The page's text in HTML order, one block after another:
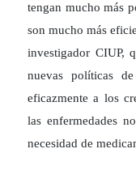
tengan mucho más
son mucho más
investigador CIUP,
nuevas políticas
eficazmente a los
las enfermedades
necesidad de